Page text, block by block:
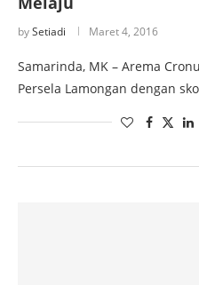
bySetiadi Maret 4, 2016
Samarinda, MK – Arema
Persela Lamongan dengan